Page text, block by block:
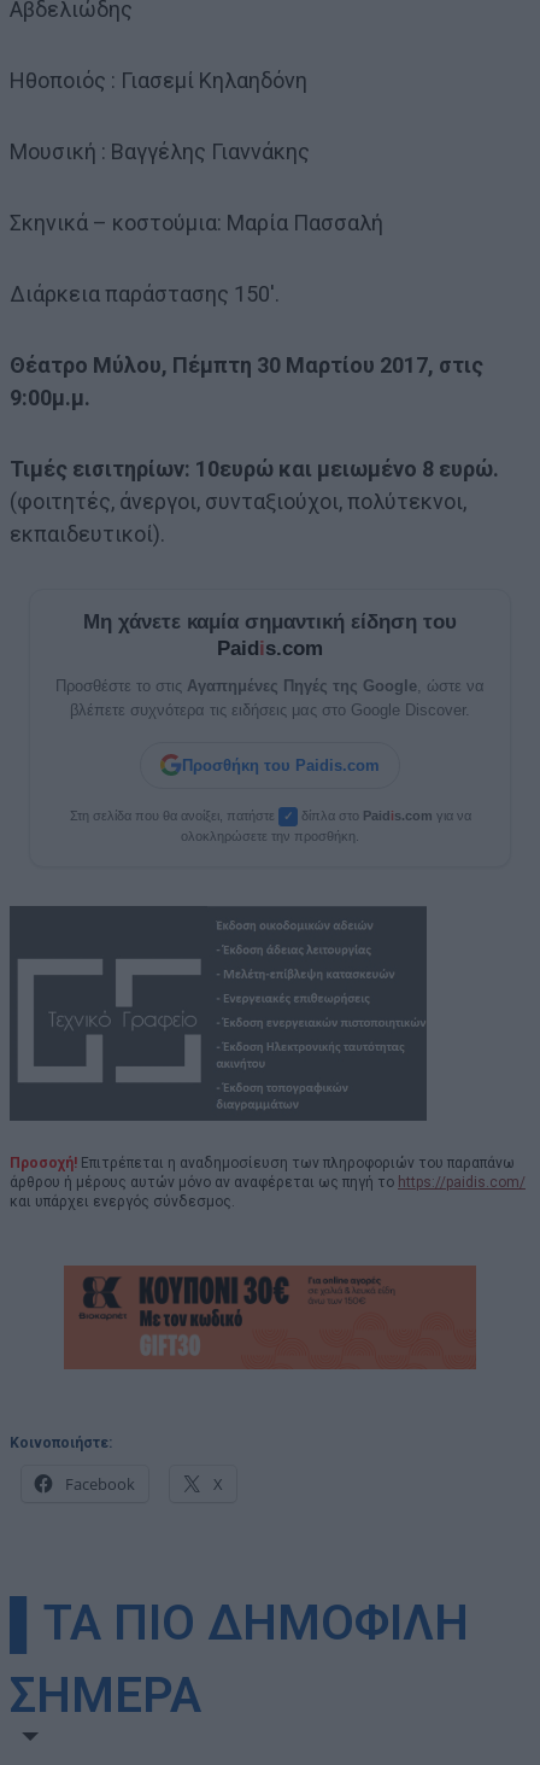
Αβδελιώδης
Ηθοποιός : Γιασεμί Κηλαηδόνη
Μουσική : Βαγγέλης Γιαννάκης
Σκηνικά – κοστούμια: Μαρία Πασσαλή
Διάρκεια παράστασης 150′.
Θέατρο Μύλου, Πέμπτη 30 Μαρτίου 2017, στις
9:00μ.μ.
Τιμές εισιτηρίων: 10ευρώ και μειωμένο 8 ευρώ.
(φοιτητές, άνεργοι, συνταξιούχοι, πολύτεκνοι,
εκπαιδευτικοί).
Μη χάνετε καμία σημαντική είδηση του
Paidis.com
Προσθέστε το στις Αγαπημένες Πηγές της Google , ώστε να
βλέπετε συχνότερα τις ειδήσεις μας στο Google Discover.
Προσθήκη του Paidis.com
Στη σελίδα που θα ανοίξει, πατήστε ✓ δίπλα στο Paidis.com για να
ολοκληρώσετε την προσθήκη.
Προσοχή! Επιτρέπεται η αναδημοσίευση των πληροφοριών του παραπάνω
άρθρου ή μέρους αυτών μόνο αν αναφέρεται ως πηγή το https://paidis.com/
και υπάρχει ενεργός σύνδεσμος.
Κοινοποιήστε:
Facebook X
▌ΤΑ ΠΙΟ ΔΗΜΟΦΙΛΗ
ΣΗΜΕΡΑ